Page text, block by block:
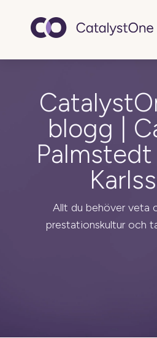
blogg |
Allt du behöver veta
prestationskultur och